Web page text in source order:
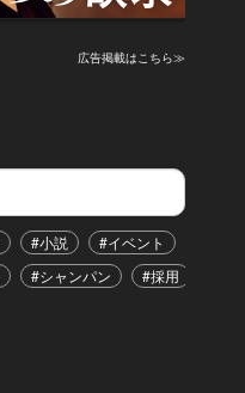
広告掲載はこちら≫
#小説 #イベント
#シャンパン #採用